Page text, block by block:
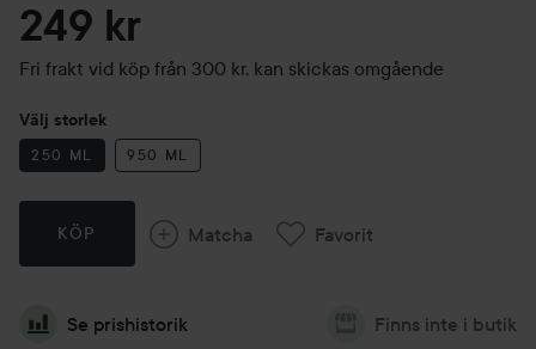
249 kr
Fri frakt vid köp från 300 kr, kan skickas omgående
Välj storlek
250 ML 950 ML
KÖP Matcha Favorit
Se prishistorik Finns inte i butik